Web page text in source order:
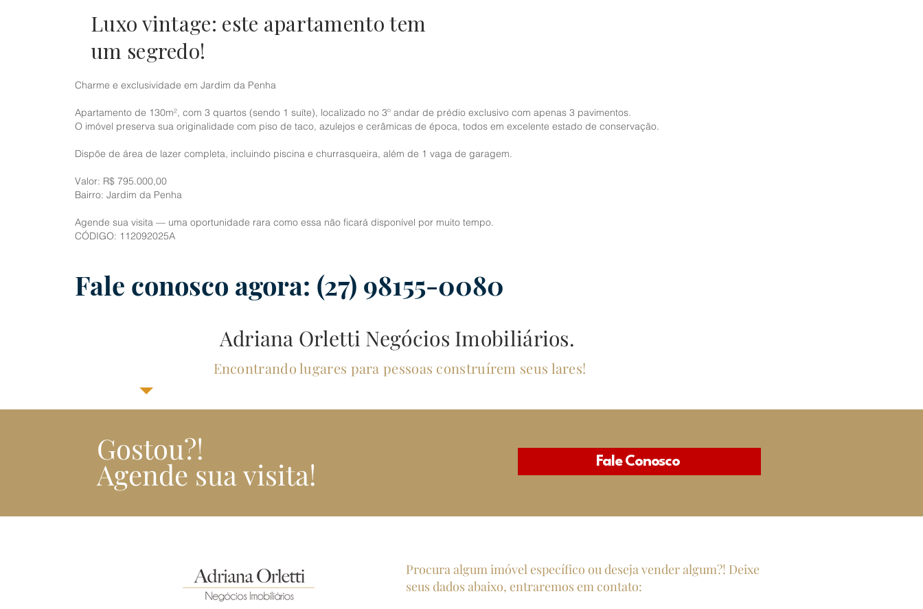
Luxo vintage: este apartamento tem
um segredo!
Charme e exclusividade em Jardim da Penha
Apartamento de 130m², com 3 quartos (sendo 1 suíte), localizado no 3º andar de prédio exclusivo com apenas 3 pavimentos.
O imóvel preserva sua originalidade com piso de taco, azulejos e cerâmicas de época, todos em excelente estado de conservação.
Dispõe de área de lazer completa, incluindo piscina e churrasqueira, além de 1 vaga de garagem.
Valor: R$ 795.000,00
Bairro: Jardim da Penha
Agende sua visita — uma oportunidade rara como essa não ficará disponível por muito tempo.
CÓDIGO: 112092025A
Fale conosco agora: (27) 98155-0080
Adriana Orletti Negócios Imobiliários.
Encontrando lugares para pessoas construírem seus lares!
Gostou?!
Agende sua visita! Fale Conosco
Procura algum imóvel específico ou deseja vender algum?! Deixe
seus dados abaixo, entraremos em contato: